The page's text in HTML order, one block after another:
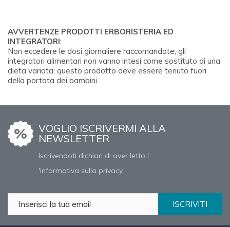
AVVERTENZE PRODOTTI ERBORISTERIA ED
INTEGRATORI:
Non eccedere le dosi giornaliere raccomandate; gli
integratori alimentari non vanno intesi come sostituto di una
dieta variata; questo prodotto deve essere tenuto fuori
della portata dei bambini.
VOGLIO ISCRIVERMI ALLA
NEWSLETTER
Iscrivendoti dichiari di aver letto l
'informativa sulla privacy
ISCRIVITI